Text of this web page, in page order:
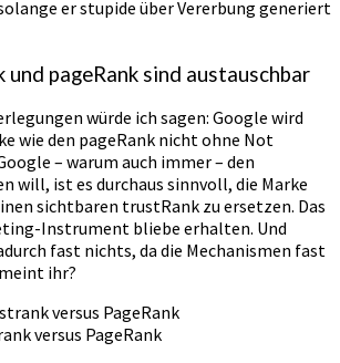
er stupide über Vererbung generiert
und pageRank sind austauschbar
würde ich sagen: Google wird
wie den pageRank nicht ohne Not
– warum auch immer – den
will, ist es durchaus sinnvoll, die Marke
sichtbaren trustRank zu ersetzen. Das
Instrument bliebe erhalten. Und
fast nichts, da die Mechanismen fast
ihr?
versus PageRank